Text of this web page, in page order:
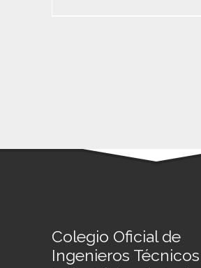
Colegio Oficial de
Ingenieros Técnicos